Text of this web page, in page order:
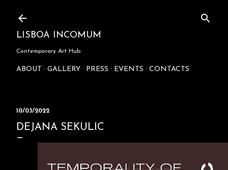
LISBOA INCOMUM
Contemporary Art Hub
ABOUT GALLERY PRESS EVENTS CONTACTS
10/03/2022
DEJANA SEKULIC